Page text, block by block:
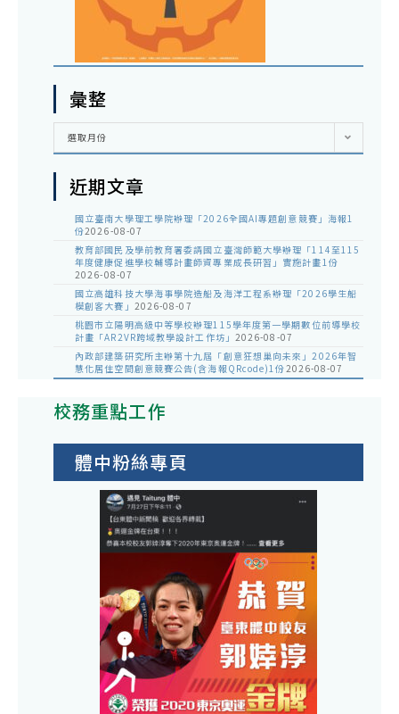
彙整
彙
選取月份
近期文章
國立臺南大學理工學院辦理「2026全國AI專題創意競賽」海報1
份2026-08-07
教育部國民及學前教育署委請國立臺灣師範大學辦理「114至115
年度健康促進學校輔導計畫師資專業成長研習」實施計畫1份
2026-08-07
國立高雄科技大學海事學院造船及海洋工程系辦理「2026學生船
模創客大賽」 2026-08-07
桃園市立陽明高級中等學校辦理115學年度第一學期數位前導學校
計畫「AR2VR跨域教學設計工作坊」 2026-08-07
內政部建築研究所主辦第十九屆「創意狂想巢向未來」2026年智
慧化居住空間創意競賽公告(含海報QRcode)1份2026-08-07
校務重點工作
體中粉絲專頁